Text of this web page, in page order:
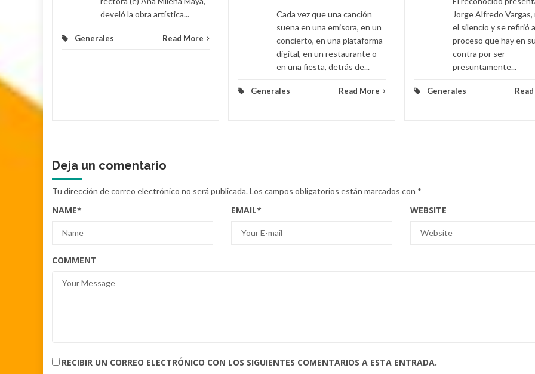
develó la obra artística...
Generales Read More
Cada vez que una canción
suena en una emisora, en un
concierto, en una plataforma
digital, en un restaurante o
en una fiesta, detrás de...
Generales Read More
Jorge Alfredo Vargas,
el silencio y se refirió
proceso que hay en su
contra por ser
presuntamente...
Generales
Deja un comentario
Tu dirección de correo electrónico no será publicada.Los campos obligatorios están marcados con *
NAME* EMAIL* WEBSITE
COMMENT
RECIBIR UN CORREO ELECTRÓNICO CON LOS SIGUIENTES COMENTARIOS A ESTA ENTRADA.